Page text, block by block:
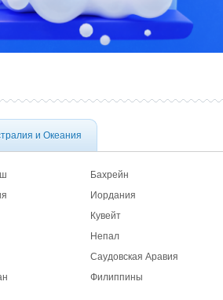
и Океания
Бахрейн
Иордания
Кувейт
Непал
Саудовская Аравия
Филиппины